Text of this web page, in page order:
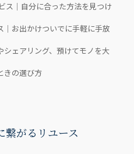
ス｜自分に合った方法を見つけ
お出かけついでに手軽に手放
シェアリング、預けてモノを大
きの選び方
繋がるリユース